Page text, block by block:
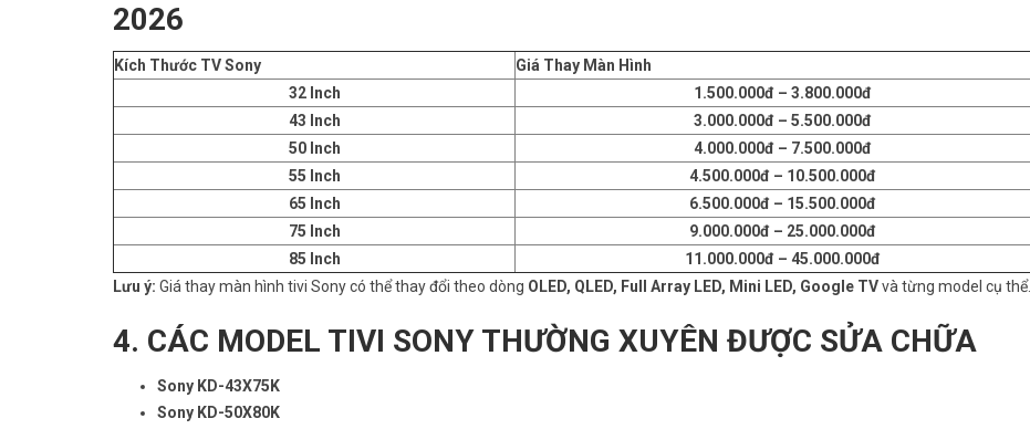
2026
Kích Thước TV Sony
Giá Thay Màn Hình
32 Inch
1.500.000đ – 3.800.000đ
43 Inch
3.000.000đ – 5.500.000đ
50 Inch
4.000.000đ – 7.500.000đ
55 Inch
4.500.000đ – 10.500.000đ
65 Inch
6.500.000đ – 15.500.000đ
75 Inch
9.000.000đ – 25.000.000đ
85 Inch
11.000.000đ – 45.000.000đ
Lưu ý: Giá thay màn hình tivi Sony có thể thay đổi theo dòng OLED, QLED, Full Array LED, Mini LED, Google TVvà từng model cụ thể.
4. CÁC MODEL TIVI SONY THƯỜNG XUYÊN ĐƯỢC SỬA CHỮA
Sony KD-43X75K
Sony KD-50X80K